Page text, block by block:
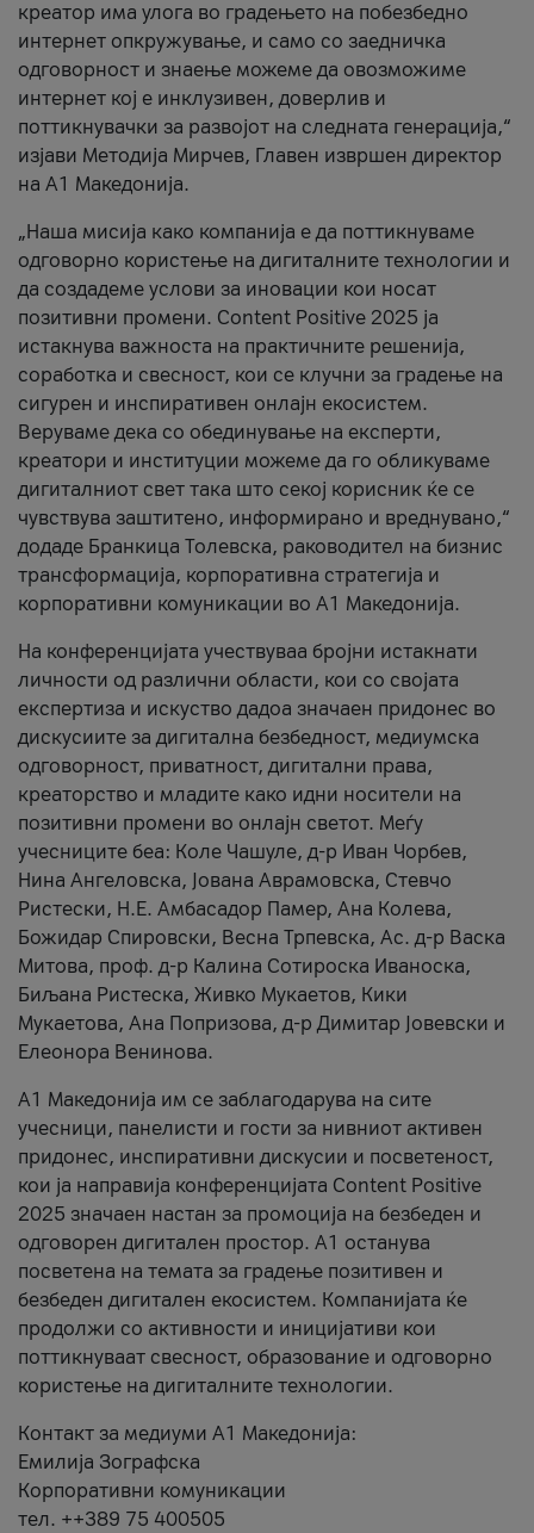
креатор има улога во градењето на побезбедно
интернет опкружување, и само со заедничка
одговорност и знаење можеме да овозможиме
интернет кој е инклузивен, доверлив и
поттикнувачки за развојот на следната генерација,“
изјави Методија Мирчев, Главен извршен директор
на А1 Македонија.
„Наша мисија како компанија е да поттикнуваме
одговорно користење на дигиталните технологии и
да создадеме услови за иновации кои носат
позитивни промени. Content Positive 2025 ја
истакнува важноста на практичните решенија,
соработка и свесност, кои се клучни за градење на
сигурен и инспиративен онлајн екосистем.
Веруваме дека со обединување на експерти,
креатори и институции можеме да го обликуваме
дигиталниот свет така што секој корисник ќе се
чувствува заштитено, информирано и вреднувано,“
додаде Бранкица Толевска, раководител на бизнис
трансформација, корпоративна стратегија и
корпоративни комуникации во А1 Македонија.
На конференцијата учествуваа бројни истакнати
личности од различни области, кои со својата
експертиза и искуство дадоа значаен придонес во
дискусиите за дигитална безбедност, медиумска
одговорност, приватност, дигитални права,
креаторство и младите како идни носители на
позитивни промени во онлајн светот. Меѓу
учесниците беа: Коле Чашуле, д-р Иван Чорбев,
Нина Ангеловска, Јована Аврамовска, Стевчо
Ристески, Н.Е. Амбасадор Памер, Ана Колева,
Божидар Спировски, Весна Трпевска, Ас. д-р Васка
Митова, проф. д-р Калина Сотироска Иваноска,
Биљана Ристеска, Живко Мукаетов, Кики
Мукаетова, Ана Попризова, д-р Димитар Јовевски и
Елеонора Венинова.
А1 Македонија им се заблагодарува на сите
учесници, панелисти и гости за нивниот активен
придонес, инспиративни дискусии и посветеност,
кои ја направија конференцијата Content Positive
2025 значаен настан за промоција на безбеден и
одговорен дигитален простор. А1 останува
посветена на темата за градење позитивен и
безбеден дигитален екосистем. Компанијата ќе
продолжи со активности и иницијативи кои
поттикнуваат свесност, образование и одговорно
користење на дигиталните технологии.
Контакт за медиуми А1 Македонија:
Емилија Зографска
Корпоративни комуникации
тел. ++389 75 400505